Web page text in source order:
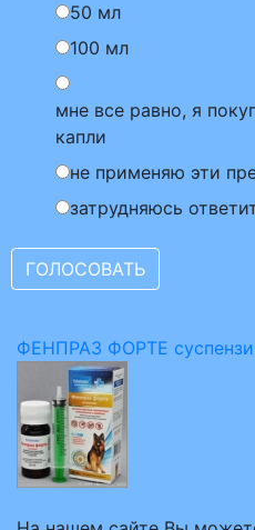
50 мл
100 мл
мне все равно, я
капли
не применяю эти
затрудняюсь
ФЕНПРАЗ ФОРТЕ